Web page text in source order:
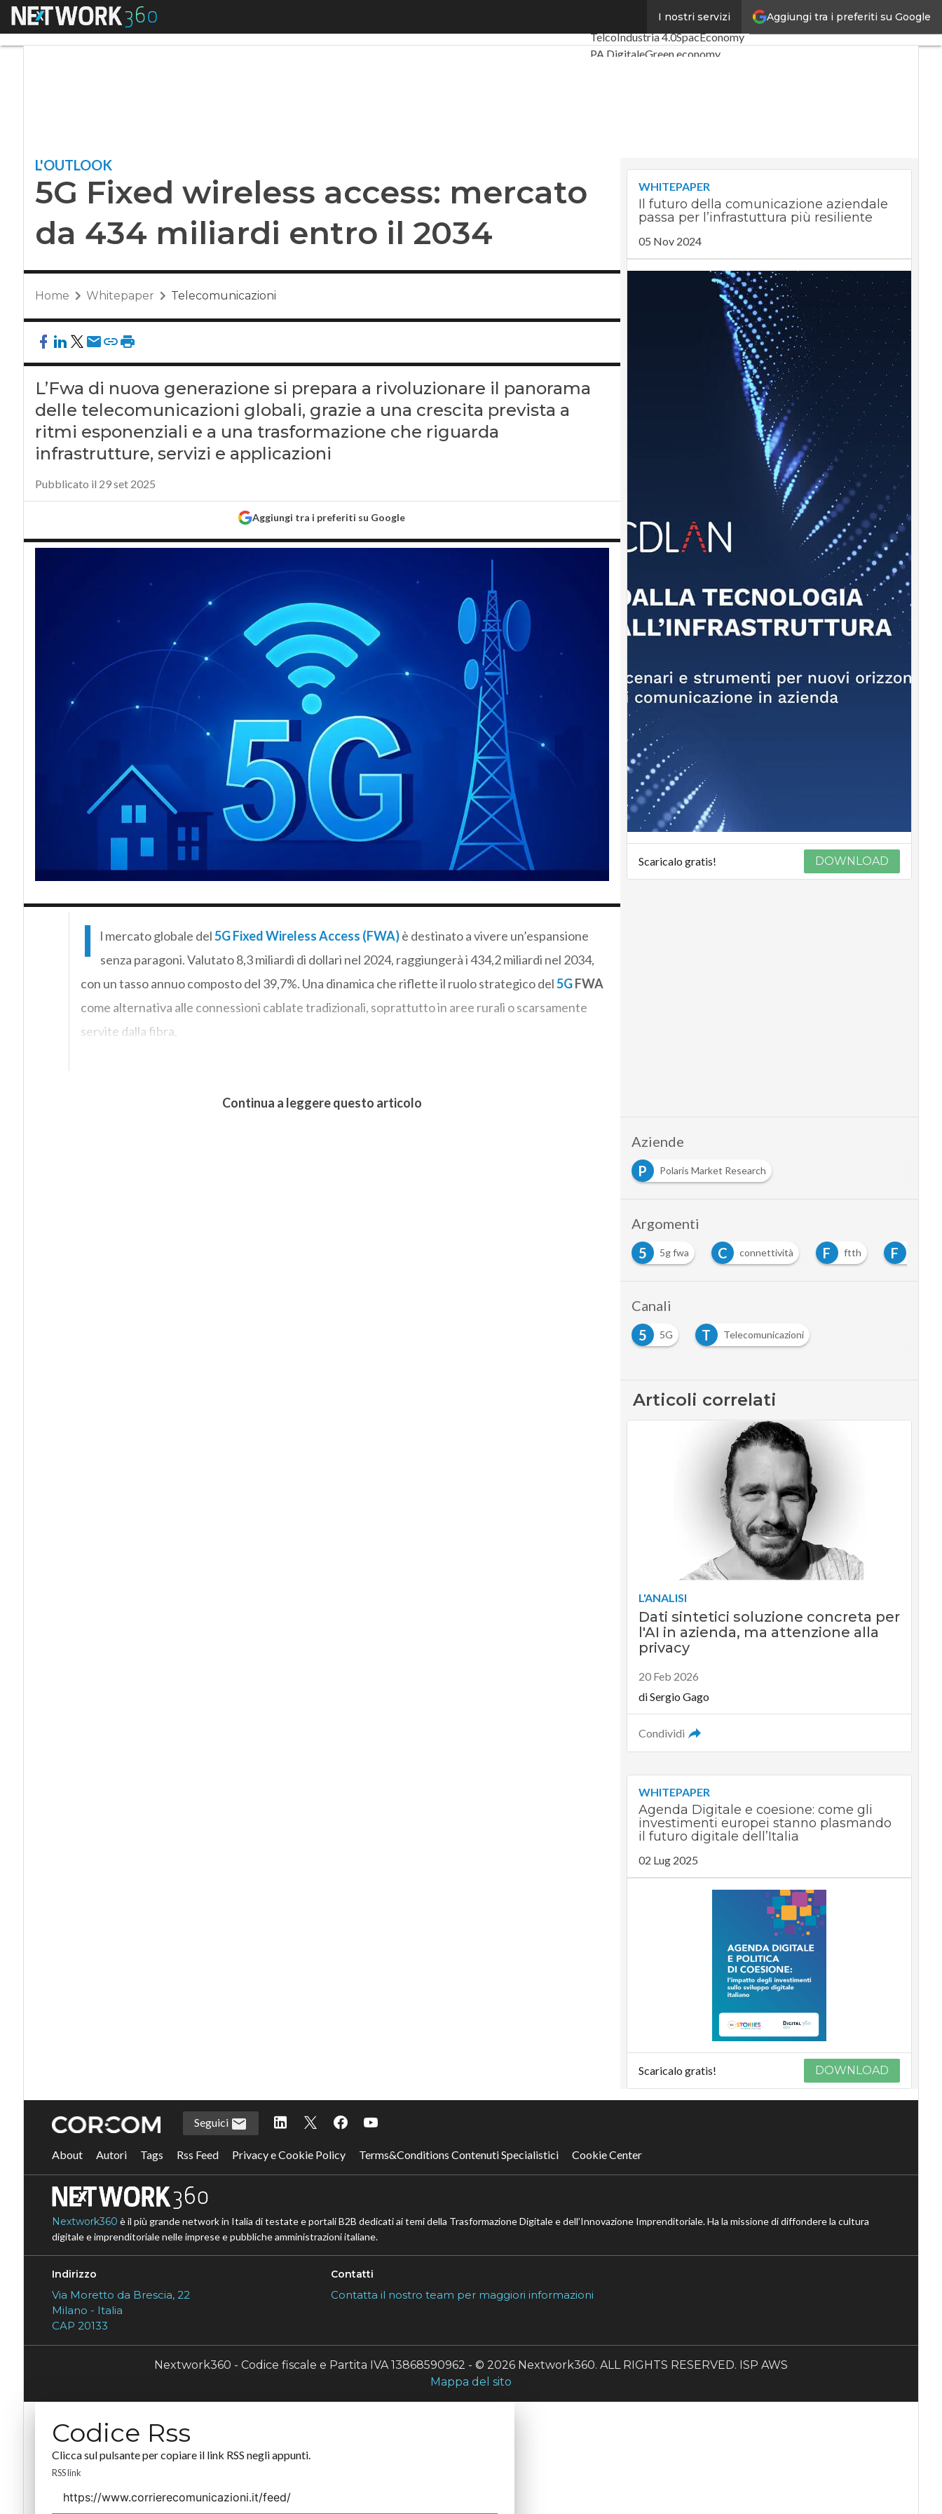
Aggiungi tra i preferiti su Google
I nostri servizi
Menu
Digital Economy
TelcoIndustria 4.0SpacEconomy
PA DigitaleGreen economy
L'OUTLOOK
5G Fixed wireless access: mercato
da 434 miliardi entro il 2034
Home Whitepaper Telecomunicazioni
L’Fwa di nuova generazione si prepara a rivoluzionare il panorama
delle telecomunicazioni globali, grazie a una crescita prevista a
ritmi esponenziali e a una trasformazione che riguarda
infrastrutture, servizi e applicazioni
Pubblicato il 29 set 2025
Aggiungi tra i preferiti su Google
I l mercato globale del5GFixed Wireless Access (FWA)è destinato a vivere un’espansione
senza paragoni. Valutato 8,3 miliardi di dollari nel 2024, raggiungerà i 434,2 miliardi nel 2034,
con un tasso annuo composto del 39,7%. Una dinamica che riflette il ruolo strategico del5GFWA
come alternativa alle connessioni cablate tradizionali, soprattutto in aree rurali o scarsamente
servite dalla fibra.
Continua a leggere questo articolo
WHITEPAPER
Il futuro della comunicazione aziendale
passa per l’infrastuttura più resiliente
05 Nov 2024
Scaricalo gratis! DOWNLOAD
Aziende
P
Polaris Market Research
Argomenti
5 5g fwa C connettività F ftth F
Canali
5
5G T Telecomunicazioni
Articoli correlati
L'ANALISI
Dati sintetici soluzione concreta per
l'AI in azienda, ma attenzione alla
privacy
20 Feb 2026
diSergio Gago
Condividi
WHITEPAPER
Agenda Digitale e coesione: come gli
investimenti europei stanno plasmando
il futuro digitale dell’Italia
02 Lug 2025
Scaricalo gratis! DOWNLOAD
Seguici
About Autori Tags Rss Feed Privacy e Cookie Policy Terms&Conditions Contenuti Specialistici Cookie Center
Nextwork360 è il più grande network in Italia di testate e portali B2B dedicati ai temi della Trasformazione Digitale e dell’Innovazione Imprenditoriale. Ha la missione di diffondere la cultura
digitale e imprenditoriale nelle imprese e pubbliche amministrazioni italiane.
Indirizzo
Via Moretto da Brescia, 22
Milano - Italia
CAP 20133
Contatti
Contatta il nostro team per maggiori informazioni
Nextwork360 - Codice fiscale e Partita IVA 13868590962 - © 2026 Nextwork360. ALL RIGHTS RESERVED. ISP AWS
Mappa del sito
Codice Rss
Clicca sul pulsante per copiare il link RSS negli appunti.
RSS link